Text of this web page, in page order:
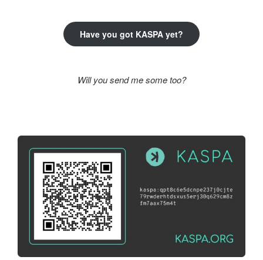
Have you got KASPA yet?
Will you send me some too?